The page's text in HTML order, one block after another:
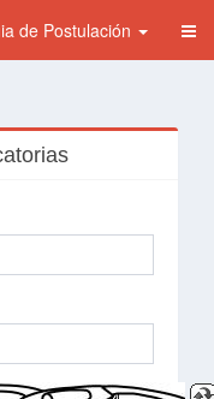
de Postulación